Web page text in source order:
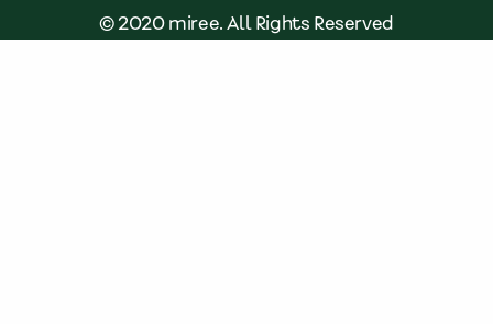
© 2020 miree. All Rights Reserved